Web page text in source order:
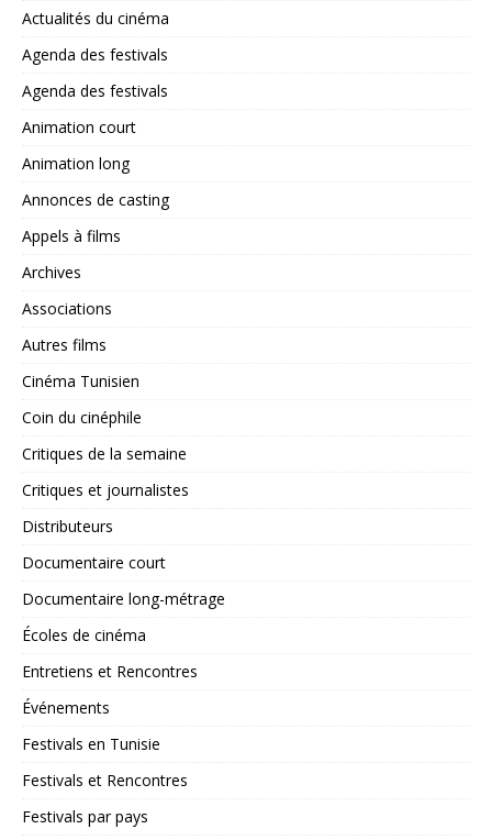
Actualités du cinéma
Agenda des festivals
Agenda des festivals
Animation court
Animation long
Annonces de casting
Appels à films
Archives
Associations
Autres films
Cinéma Tunisien
Coin du cinéphile
Critiques de la semaine
Critiques et journalistes
Distributeurs
Documentaire court
Documentaire long-métrage
Écoles de cinéma
Entretiens et Rencontres
Événements
Festivals en Tunisie
Festivals et Rencontres
Festivals par pays